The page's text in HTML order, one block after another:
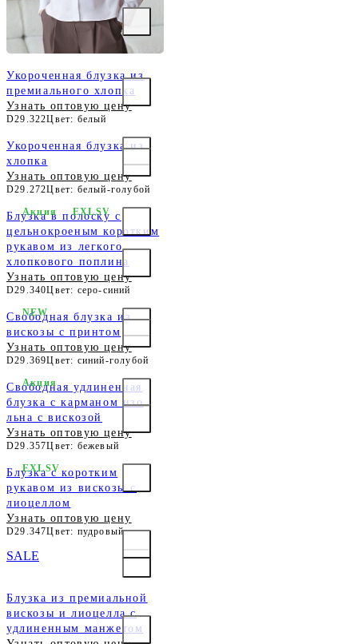
Укороченная блузка из
премиального хлопка
Узнать оптовую цену
D29.322Цвет: белый
Укороченная блузка из
хлопка
Узнать оптовую цену
D29.272Цвет: белый-голубой
Блузка в полоску с
цельнокроеным коротким
рукавом из легкого
хлопкового поплина
Узнать оптовую цену
D29.340Цвет: серо-синий
Акция EXLSV
Свободная блузка из
вискозы с принтом
Узнать оптовую цену
D29.369Цвет: синий-голубой
NEW
Свободная удлиненная
блузка с карманом изо
льна с вискозой
Узнать оптовую цену
D29.357Цвет: бежевый
Акция
Блузка с коротким
рукавом из вискозы с
лиоцеллом
Узнать оптовую цену
D29.347Цвет: пудровый
EXLSV
Блузка из премиальной
вискозы и лиоцелла с
удлиненным манжетом
SALE